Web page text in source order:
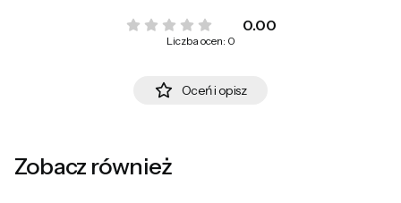
0.00
Liczba ocen: 0
Oceń i opisz
Zobacz również